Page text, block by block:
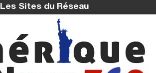
Les Sites du Réseau